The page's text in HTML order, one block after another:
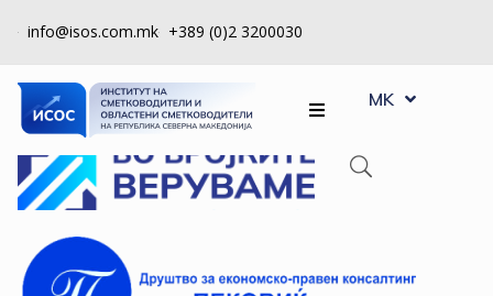
info@isos.com.mk +389 (0)2 3200030
ЗА
НАС
РЕГИСТРИ
КОНТРОЛА
MK
SQ